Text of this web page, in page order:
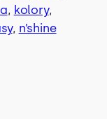
, kolory
, n’shine